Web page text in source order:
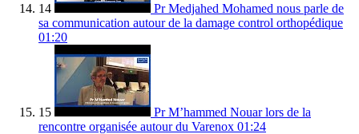
14
Pr Medjahed Mohamed nous parle de
sa communication autour de la damage control orthopédique
01:20
15
Pr M’hammed Nouar lors de la
rencontre organisée autour du Varenox 01:24